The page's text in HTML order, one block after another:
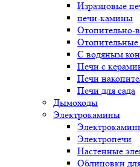
Изразцовые
печи-камины
Отопительно-
С водяным
Печи с
Печи
Печи для сада
Дымоходы
Электрокамины
Электропечи
Настенные
Облицовки